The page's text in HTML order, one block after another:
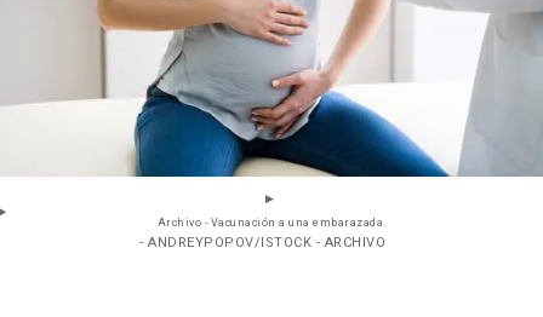
Archivo - Vacunación a una embarazada.
- ANDREYPOPOV/ISTOCK - ARCHIVO